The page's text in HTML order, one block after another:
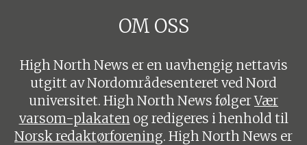
OM OSS
High North News er en uavhengig nettavis
utgitt av Nordområdesenteret ved Nord
universitet. High North News følgerVær
varsom-plakaten og redigeres i henhold til
Norsk redaktørforening. High North News er